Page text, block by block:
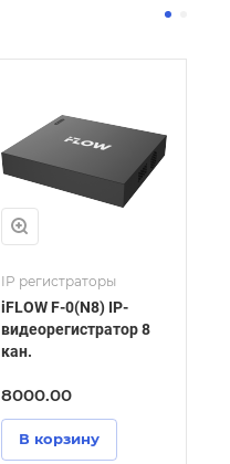
IP регистраторы
iFLOW F-0(N8) IP-
видеорегистратор 8
кан.
8000.00
В корзину